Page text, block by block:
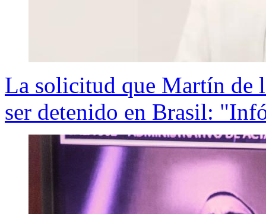
La solicitud que Martín de
ser detenido en Brasil: